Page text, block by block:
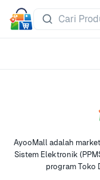
AyooMall adalah
Sistem Elektronik
program Toko